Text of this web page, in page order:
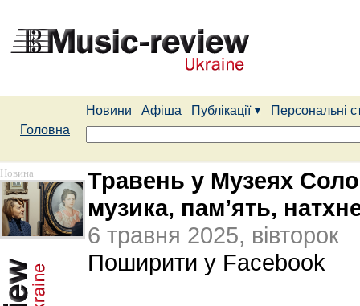
Новини Афіша Публікації
Персональні
Головна
Новина
Травень у Музеях
музика, пам’ять,
6 травня 2025, вівторок
Поширити у Facebook